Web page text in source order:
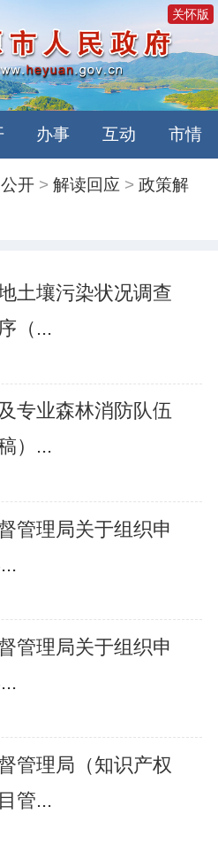
关怀版
办事 互动 市情
开 >解读回应 >政策解
土壤污染状况调查
（...
专业森林消防队伍
）...
管理局关于组织申
管理局关于组织申
管理局（知识产权
管...